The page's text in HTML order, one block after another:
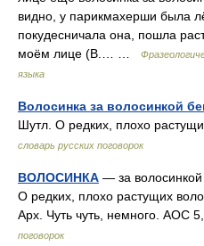
видно, у парикмахерши была
покудесничала она, пошла
моём лице (В.… …
языка
Волосинка за волосинкой
Шутл. О редких, плохо
словарь русских поговорок
ВОЛОСИНКА — за волосинкой
О редких, плохо растущих
Арх. Чуть чуть, немного. АОС
поговорок